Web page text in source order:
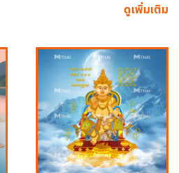
ดูเพิ่มเติม